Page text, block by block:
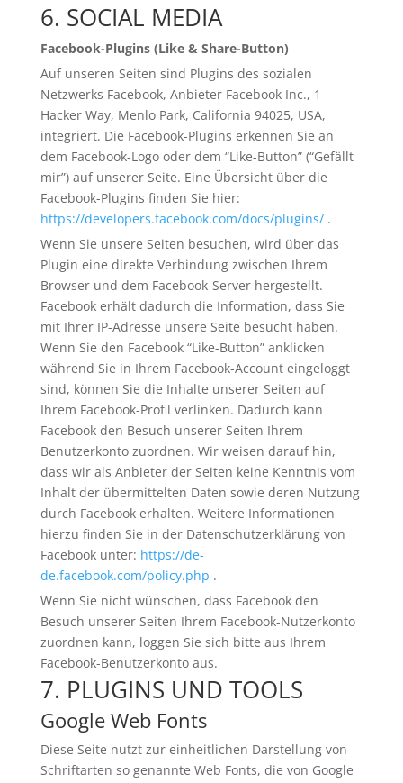
6. SOCIAL MEDIA
Facebook-Plugins (Like & Share-Button)
Auf unseren Seiten sind Plugins des sozialen
Netzwerks Facebook, Anbieter Facebook Inc., 1
Hacker Way, Menlo Park, California 94025, USA,
integriert. Die Facebook-Plugins erkennen Sie an
dem Facebook-Logo oder dem “Like-Button” (“Gefällt
mir”) auf unserer Seite. Eine Übersicht über die
Facebook-Plugins finden Sie hier:
https://developers.facebook.com/docs/plugins/ .
Wenn Sie unsere Seiten besuchen, wird über das
Plugin eine direkte Verbindung zwischen Ihrem
Browser und dem Facebook-Server hergestellt.
Facebook erhält dadurch die Information, dass Sie
mit Ihrer IP-Adresse unsere Seite besucht haben.
Wenn Sie den Facebook “Like-Button” anklicken
während Sie in Ihrem Facebook-Account eingeloggt
sind, können Sie die Inhalte unserer Seiten auf
Ihrem Facebook-Profil verlinken. Dadurch kann
Facebook den Besuch unserer Seiten Ihrem
Benutzerkonto zuordnen. Wir weisen darauf hin,
dass wir als Anbieter der Seiten keine Kenntnis vom
Inhalt der übermittelten Daten sowie deren Nutzung
durch Facebook erhalten. Weitere Informationen
hierzu finden Sie in der Datenschutzerklärung von
Facebook unter: https://de-
de.facebook.com/policy.php .
Wenn Sie nicht wünschen, dass Facebook den
Besuch unserer Seiten Ihrem Facebook-Nutzerkonto
zuordnen kann, loggen Sie sich bitte aus Ihrem
Facebook-Benutzerkonto aus.
7. PLUGINS UND TOOLS
Google Web Fonts
Diese Seite nutzt zur einheitlichen Darstellung von
Schriftarten so genannte Web Fonts, die von Google